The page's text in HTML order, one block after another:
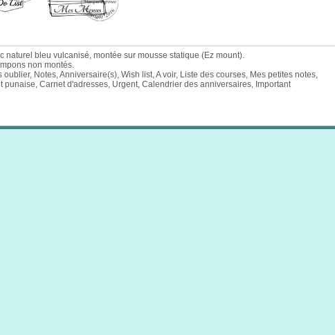
naturel bleu vulcanisé, montée sur mousse statique (Ez mount).
non montés.
Notes, Anniversaire(s), Wish list, A voir, Liste des courses, Mes petites notes,
punaise, Carnet d'adresses, Urgent, Calendrier des anniversaires, Important